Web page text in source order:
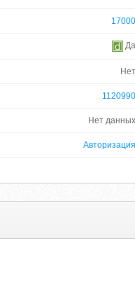
17000
Да
Нет
1120990
Нет данных
Авторизация